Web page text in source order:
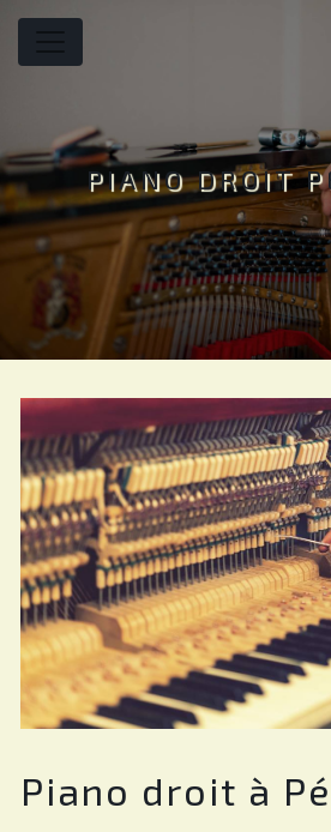
Panneau de gestion des cookies
PIANO DROIT
Piano droit à